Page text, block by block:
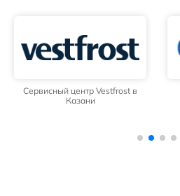
Сервисный центр Vestfrost в
Казани